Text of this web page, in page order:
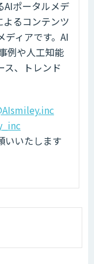
AIポータルメデ
るコンテンツ
ディアです。AI
例や人工知能
ス、トレンド
いいたします